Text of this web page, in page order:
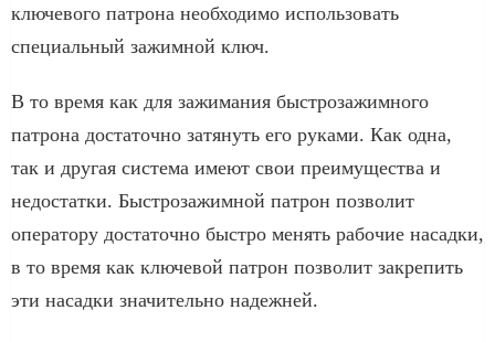
ключевого патрона необходимо использовать
специальный зажимной ключ.
В то время как для зажимания быстрозажимного
патрона достаточно затянуть его руками. Как одна,
так и другая система имеют свои преимущества и
недостатки. Быстрозажимной патрон позволит
оператору достаточно быстро менять рабочие насадки,
в то время как ключевой патрон позволит закрепить
эти насадки значительно надежней.